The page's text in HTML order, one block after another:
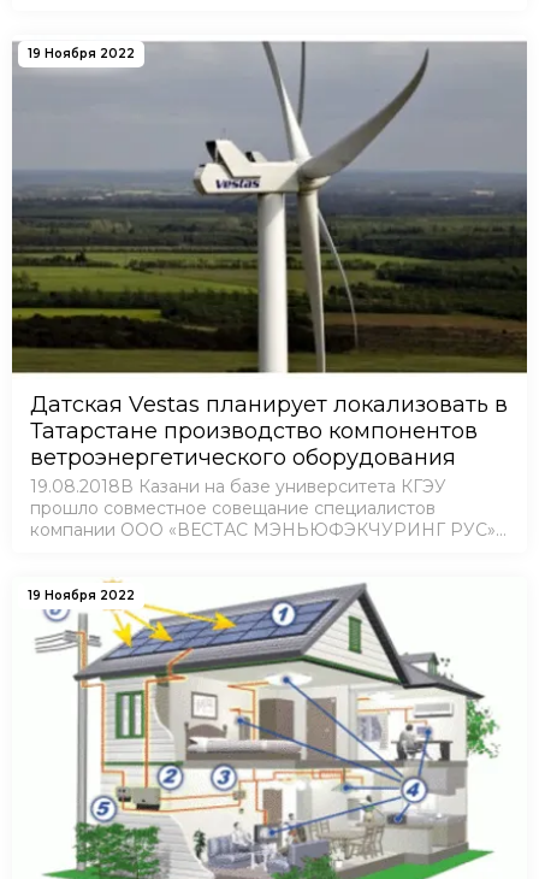
19 Ноября 2022
Датская Vestas планирует локализовать в
Татарстане производство компонентов
ветроэнергетического оборудования
19.08.2018В Казани на базе университета КГЭУ
прошло совместное совещание специалистов
компании ООО «ВЕСТАС МЭНЬЮФЭКЧУРИНГ РУС»
Татарстана.
19 Ноября 2022